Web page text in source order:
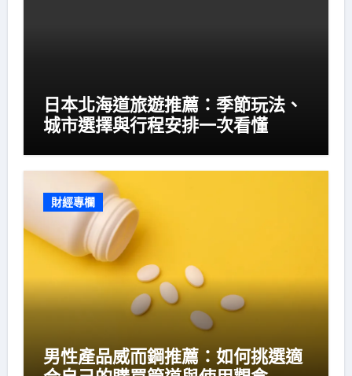
日本北海道旅遊推薦：季節玩法、
城市選擇與行程安排一次看懂
財經專欄
男性產品威而鋼推薦：如何挑選適